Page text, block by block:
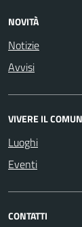
NOVITÀ
Notizie
Avvisi
VIVERE IL
Luoghi
Eventi
CONTATTI